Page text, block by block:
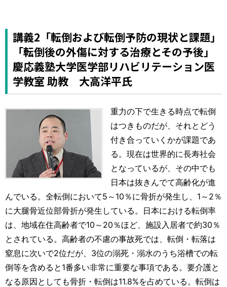
講義2「転倒および転倒予防の現状と課題」
「転倒後の外傷に対する治療とその予後」
慶応義塾大学医学部リハビリテーション医
学教室 助教 大高洋平氏
重力の下で生きる時点で転倒
はつきものだが、それとどう
付き合っていくかが課題であ
る。現在は世界的に長寿社会
となっているが、その中でも
日本は抜きんでて高齢化が進
んでいる。全転倒において5～10％に骨折が発生し、1～2％
に大腿骨近位部骨折が発生している。日本における転倒率
は、地域在住高齢者で10～20％ほど、施設入居者で約30％
とされている。高齢者の不慮の事故死では、転倒・転落は
窒息に次いで2位だが、3位の溺死・溺水のうち浴槽での転
倒等を含めると1番多い非常に重要な事項である。要介護と
なる原因としても骨折・転倒は11.8%を占めている。転倒は